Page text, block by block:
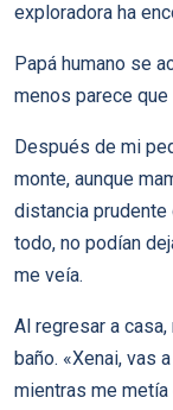
exploradora ha
Papá humano se
menos parece
Después de mi
monte, aunque
distancia prudente
todo, no podían
me veía.
Al regresar a
baño. «Xenai, vas
mientras me metía